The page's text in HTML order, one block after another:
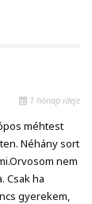
1 hónap ideje
méhtest
Néhány sort
nem
Csak ha
gyerekem,